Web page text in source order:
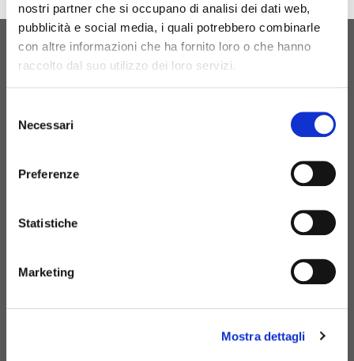
nostri partner che si occupano di analisi dei dati web,
pubblicità e social media, i quali potrebbero combinarle
con altre informazioni che ha fornito loro o che hanno
raccolto dal suo utilizzo dei loro servizi.
delNecessari
Preferenze
Statistiche
Marketing
Mostra dettagli
ORIGINAL BIRTH
+39 081 506 2506
BIRTH@BIRTH.IT
PIGNATARO MAGGIORE (CE)